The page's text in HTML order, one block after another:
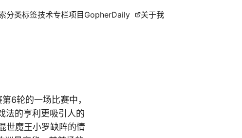
分类标签技术专栏项目 GopherDaily 关于我
6轮的一场比赛中，
法的亨利更吸引人的
世魔王小罗缺阵的情